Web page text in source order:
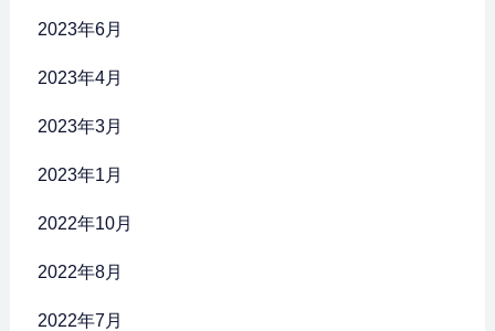
2023年6月
2023年4月
2023年3月
2023年1月
2022年10月
2022年8月
2022年7月